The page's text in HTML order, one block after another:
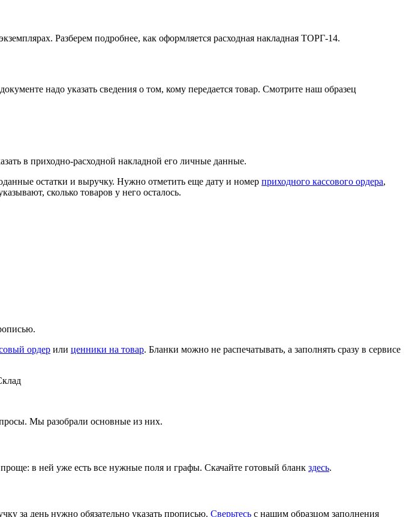
Разберем подробнее, как оформляется расходная накладная ТОРГ-14.
надо указать сведения о том, кому передается товар. Смотрите наш образец
в приходно-расходной накладной его личные данные.
остатки и выручку. Нужно отметить еще дату и номер приходного кассового ордера,
сколько товаров у него осталось.
ордер или ценники на товар. Бланки можно не распечатывать, а заполнять сразу в сервисе
Мы разобрали основные из них.
в ней уже есть все нужные поля и графы. Скачайте готовый бланк здесь.
за день нужно обязательно указать прописью. Сверьтесь с нашим образцом заполнения